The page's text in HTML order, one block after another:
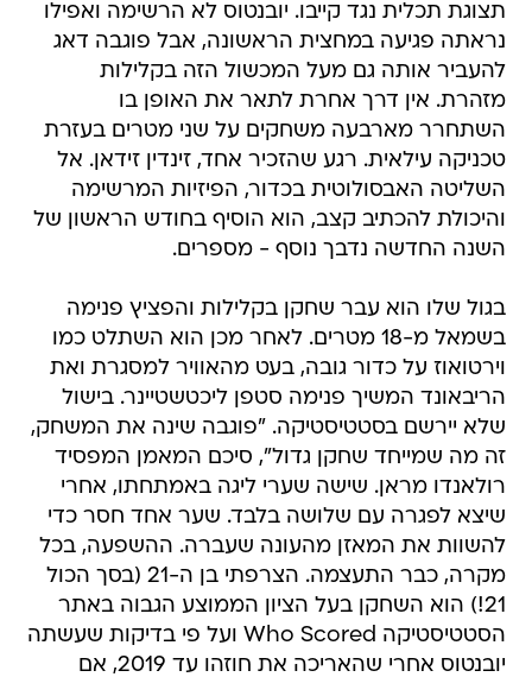
תצוגת תכלית נגד קייבו. יובנטוס לא הרשימה ואפילו
נראתה פגיעה במחצית הראשונה, אבל פוגבה דאג
להעביר אותה גם מעל המכשול הזה בקלילות
מזהרת. אין דרך אחרת לתאר את האופן בו
השתחרר מארבעה משחקים על שני מטרים בעזרת
טכניקה עילאית. רגע שהזכיר אחד, זינדין זידאן. אל
השליטה האבסולוטית בכדור, הפיזיות המרשימה
והיכולת להכתיב קצב, הוא הוסיף בחודש הראשון של
השנה החדשה נדבך נוסף - מספרים.
בגול שלו הוא עבר שחקן בקלילות והפציץ פנימה
בשמאל מ-18 מטרים. לאחר מכן הוא השתלט כמו
וירטואוז על כדור גובה, בעט מהאוויר למסגרת ואת
הריבאונד המשיך פנימה סטפן ליכטשטיינר. בישול
שלא יירשם בסטטיסטיקה. "פוגבה שינה את המשחק,
זה מה שמייחד שחקן גדול", סיכם המאמן המפסיד
רולאנדו מראן. שישה שערי ליגה באמתחתו, אחרי
שיצא לפגרה עם שלושה בלבד. שער אחד חסר כדי
להשוות את המאזן מהעונה שעברה. ההשפעה, בכל
מקרה, כבר התעצמה. הצרפתי בן ה-21 (בסך הכול
21!) הוא השחקן בעל הציון הממוצע הגבוה באתר
הסטטיסטיקה Who Scored ועל פי בדיקות שעשתה
יובנטוס אחרי שהאריכה את חוזהו עד 2019, אם